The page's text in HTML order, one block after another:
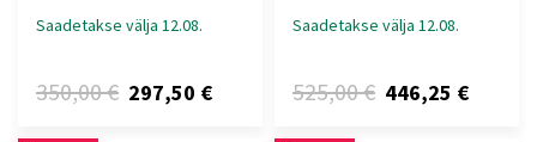
Saadetakse välja 12.08.
350,00 € 297,50 €
Saadetakse välja 12.08.
525,00 € 446,25 €